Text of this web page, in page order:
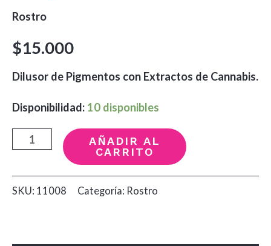
Rostro
$15.000
Dilusor de Pigmentos con Extractos de Cannabis.
Disponibilidad: 10 disponibles
Dilusor
Pigmentos
Raquel
cantidad
AÑADIR AL
CARRITO
SKU: 11008 Categoría: Rostro